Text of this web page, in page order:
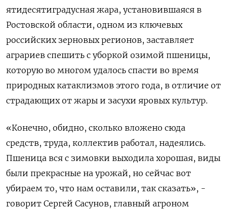
ятидесятиградусная жара, установившаяся в
Ростовской области, одном из ключевых
российских зерновых регионов, заставляет
аграриев спешить с уборкой озимой пшеницы,
которую во многом удалось спасти во время
природных катаклизмов этого года, в отличие от
страдающих от жары и засухи яровых культур.
«Конечно, обидно, сколько вложено сюда
средств, труда, коллектив работал, надеялись.
Пшеница вся с зимовки выходила хорошая, виды
были прекрасные на урожай, но сейчас вот
убираем то, что нам оставили, так сказать», -
говорит Сергей Сасунов, главный агроном